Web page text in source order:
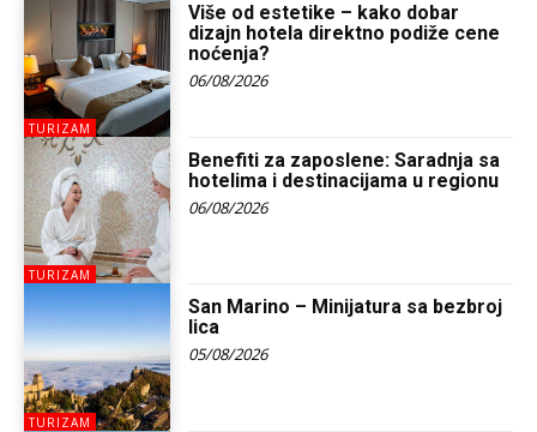
TURIZAM
Više od estetike – kako dobar
dizajn hotela direktno podiže cene
noćenja?
06/08/2026
TURIZAM
Benefiti za zaposlene: Saradnja sa
hotelima i destinacijama u regionu
06/08/2026
TURIZAM
San Marino – Minijatura sa bezbroj
lica
05/08/2026